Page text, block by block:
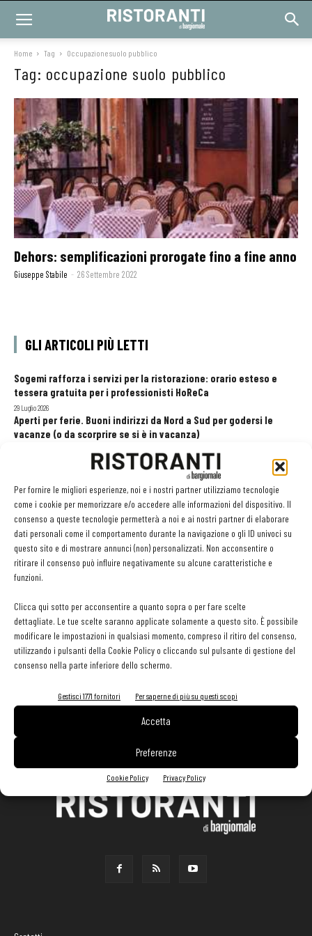
Per fornire le migliori esperienze, noi e i nostri partner utilizziamo tecnologie
come i cookie per memorizzare e/o accedere alle informazioni del dispositivo. Il
consenso a queste tecnologie permetterà a noi e ai nostri partner di elaborare
dati personali come il comportamento durante la navigazione o gli ID univoci su
questo sito e di mostrare annunci (non) personalizzati. Non acconsentire o
ritirare il consenso può influire negativamente su alcune caratteristiche e
funzioni.
Clicca qui sotto per acconsentire a quanto sopra o per fare scelte
dettagliate. Le tue scelte saranno applicate solamente a questo sito. È possibile
modificare le impostazioni in qualsiasi momento, compreso il ritiro del consenso,
utilizzando i pulsanti della Cookie Policy o cliccando sul pulsante di gestione del
consenso nella parte inferiore dello schermo.
Gestisci 1771 fornitori Per saperne di più su questi scopi
Accetta
Preferenze
Cookie Policy Privacy Policy
Home Tag Occupazione suolo pubblico
Tag: occupazione suolo pubblico
Dehors: semplificazioni prorogate fino a fine anno
Giuseppe Stabile - 26 Settembre 2022
GLI ARTICOLI PIÙ LETTI
Sogemi rafforza i servizi per la ristorazione: orario esteso e
tessera gratuita per i professionisti HoReCa
29 Luglio 2026
Aperti per ferie. Buoni indirizzi da Nord a Sud per godersi le
vacanze (o da scorprire se si è in vacanza)
Pos, compagni di gestione. Le ultime soluzioni delle aziende
EDICOLA WEB